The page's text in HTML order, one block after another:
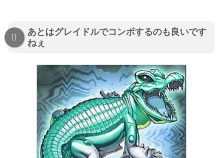
あとはグレイドルでコンボするのも良いです
ねぇ